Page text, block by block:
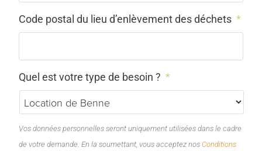
Code postal du lieu d’enlèvement des déchets *
Quel est votre type de besoin ? *
Vos données personnelles seront uniquement utilisées dans le cadre
de votre demande. En la soumettant, vous acceptez nosConditions